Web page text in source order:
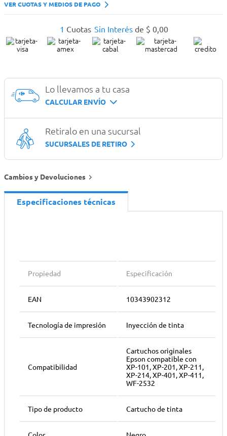
VER CUOTAS Y MEDIOS DE PAGO
1 Cuotas Sin Interés de $ 0,00
Lo llevamos a tu casa
CALCULAR ENVÍO
Retiralo en una sucursal
SUCURSALES DE RETIRO
Cambios y Devoluciones
Especificaciones técnicas
Propiedad Especificación
EAN 10343902312
Tecnología de impresión Inyección de tinta
Compatibilidad
Cartuchos originales
Epson compatible con
XP-101, XP-201, XP-211,
XP-214, XP-401, XP-411,
WF-2532
Tipo de producto Cartucho de tinta